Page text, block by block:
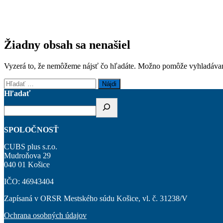
Žiadny obsah sa nenašiel
Vyzerá to, že nemôžeme nájsť čo hľadáte. Možno pomôže
Hľadať:
Hľadať
SPOLOČNOSŤ
CUBS plus s.r.o.
Mudroňova 29
040 01 Košice
IČO: 46943404
Zapísaná v ORSR Mestského súdu Košice, vl. č. 31238/V
Ochrana osobných údajov